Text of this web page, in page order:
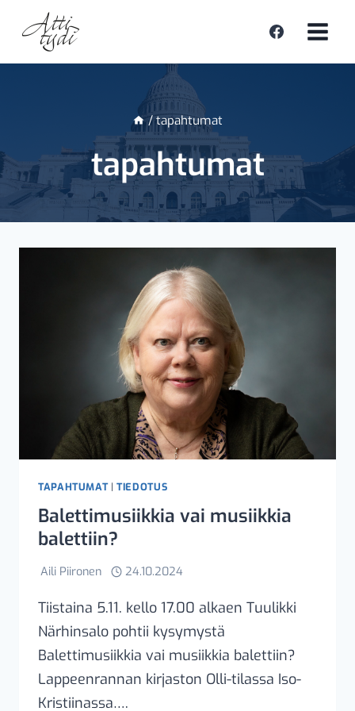
sisältöön
/ tapahtumat
tapahtumat
TAPAHTUMAT|TIEDOTUS
Balettimusiikkia vai musiikkia
balettiin?
Aili Piironen 24.10.2024
Tiistaina 5.11. kello 17.00 alkaen Tuulikki
Närhinsalo pohtii kysymystä
Balettimusiikkia vai musiikkia balettiin?
Lappeenrannan kirjaston Olli-tilassa Iso-
Kristiinassa….